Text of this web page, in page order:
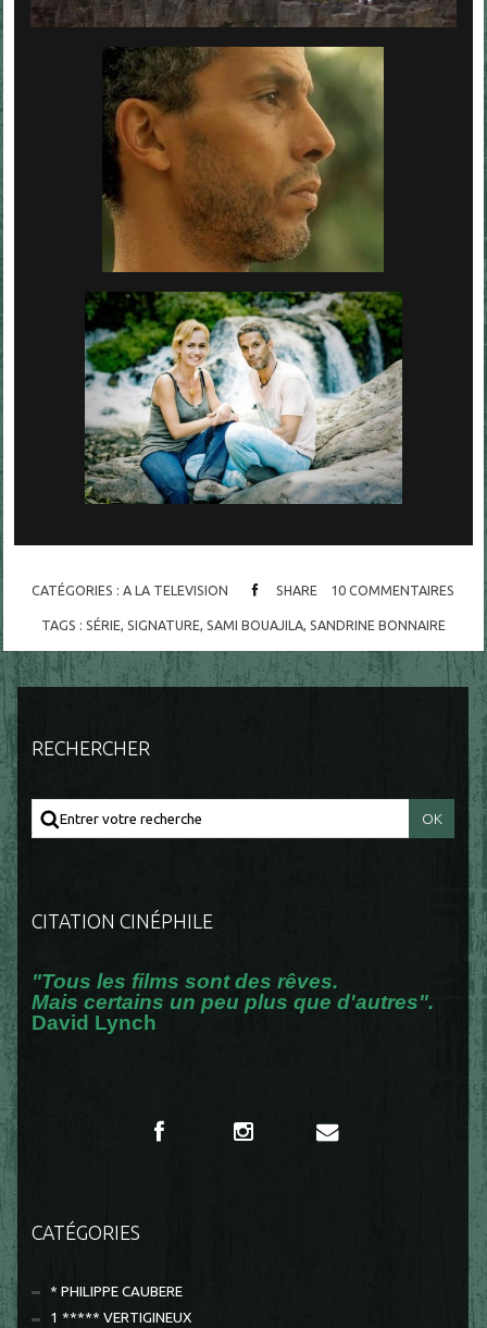
CATÉGORIES : A LA TELEVISION SHARE 10 COMMENTAIRES
TAGS : SÉRIE, SIGNATURE, SAMI BOUAJILA, SANDRINE BONNAIRE
RECHERCHER
CITATION CINÉPHILE
"Tous les films sont des rêves.
Mais certains un peu plus que d'autres".
David Lynch
CATÉGORIES
* PHILIPPE CAUBERE
1 ***** VERTIGINEUX